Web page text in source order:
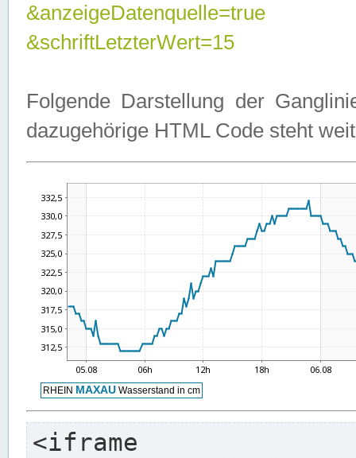
&anzeigeDatenquelle=true
&schriftLetzterWert=15
Folgende Darstellung der
dazugehörige HTML Code steht
<iframe